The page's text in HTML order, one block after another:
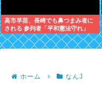
高市早苗、長崎でも鼻つまみ者に
される 参列者「平和憲法守れ」
ホーム なんJ